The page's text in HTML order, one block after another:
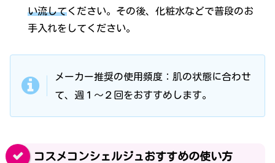
い流してください。その後、化粧水などで普段のお
手入れをしてください。
メーカー推奨の使用頻度：肌の状態に合わせ
て、週１～２回をおすすめします。
コスメコンシェルジュおすすめの使い方